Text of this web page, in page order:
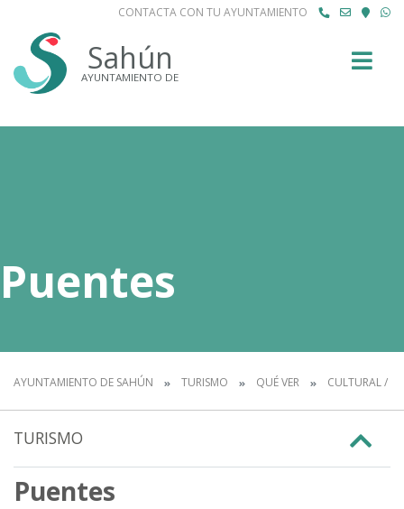
CONTACTA CON TU AYUNTAMIENTO
Sahún
AYUNTAMIENTO DE
Puentes
AYUNTAMIENTO DE SAHÚN TURISMO QUÉ VER CULTURAL /
TURISMO
Puentes